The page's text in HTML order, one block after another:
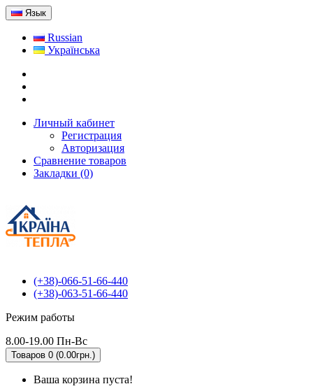
Язык
Russian
Українська
Личный кабинет
Регистрация
Авторизация
Сравнение товаров
Закладки (0)
(+38)-066-51-66-440
(+38)-063-51-66-440
Режим работы
8.00-19.00 Пн-Вс
Товаров 0 (0.00грн.)
Ваша корзина пуста!